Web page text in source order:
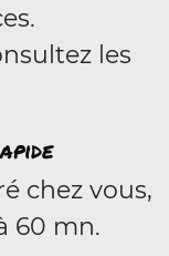
les
chez vous,
60 mn.